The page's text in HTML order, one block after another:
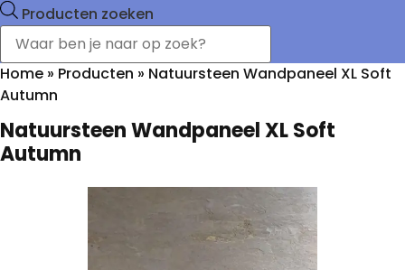
Producten zoeken
Home » Producten » Natuursteen Wandpaneel XL Soft
Autumn
Natuursteen Wandpaneel XL Soft
Autumn